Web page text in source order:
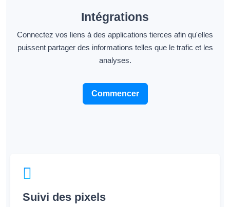
Intégrations
Connectez vos liens à des applications tierces afin qu'elles
puissent partager des informations telles que le trafic et les
analyses.
Commencer
Suivi des pixels